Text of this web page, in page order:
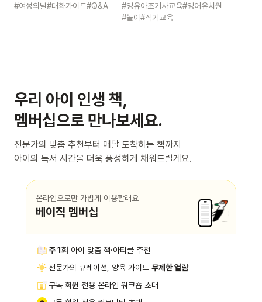
묻는 어린이에게 이렇게
#여성의날#대화가이드#Q&A
영유아 사교육 보고서>
#영유아조기사교육#영어유치원
#놀이 #적기교육
우리 아이 인생 책,
멤버십으로 만나보세요.
전문가의 맞춤 추천부터 매달 도착하는 책까지
아이의 독서 시간을 더욱 풍성하게 채워드릴게요.
온라인으로만 가볍게 이용할래요
베이직 멤버십
주 1회 아이 맞춤 책·아티클 추천
전문가의 큐레이션, 양육 가이드 무제한 열람
구독 회원 전용 온라인 워크숍 초대